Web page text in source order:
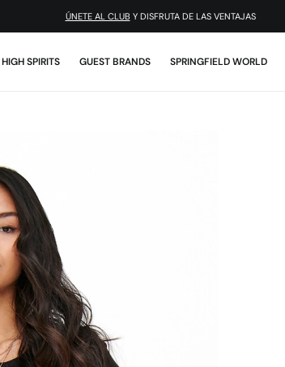
¡DESCARGA LA APP!
HIGH SPIRITS GUEST BRANDS SPRINGFIELD WORLD